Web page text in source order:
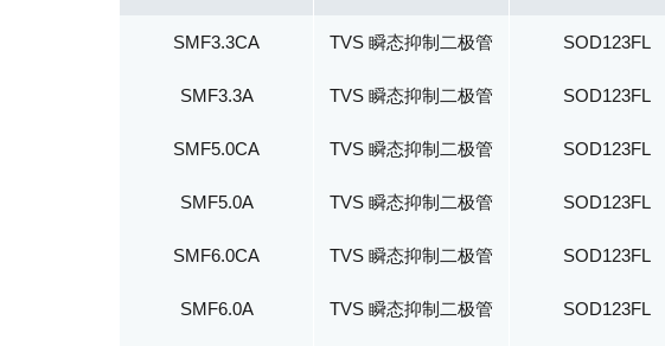
SMF3.3CA TVS 瞬态抑制二极管 SOD123FL
SMF3.3A TVS 瞬态抑制二极管 SOD123FL
SMF5.0CA TVS 瞬态抑制二极管 SOD123FL
SMF5.0A TVS 瞬态抑制二极管 SOD123FL
SMF6.0CA TVS 瞬态抑制二极管 SOD123FL
SMF6.0A TVS 瞬态抑制二极管 SOD123FL